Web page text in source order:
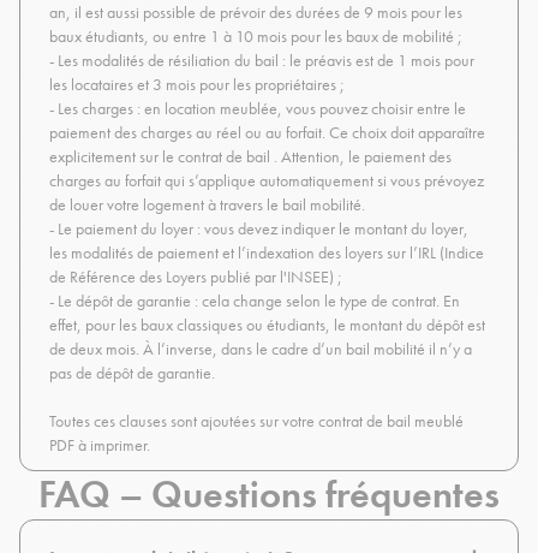
an, il est aussi possible de prévoir des durées de 9 mois pour les
baux étudiants, ou entre 1 à 10 mois pour les baux de mobilité ;
- Les modalités de résiliation du bail : le préavis est de 1 mois pour
les locataires et 3 mois pour les propriétaires ;
- Les charges : en location meublée, vous pouvez choisir entre le
paiement des charges au réel ou au forfait. Ce choix doit apparaître
explicitement sur le contrat de bail . Attention, le paiement des
charges au forfait qui s’applique automatiquement si vous prévoyez
de louer votre logement à travers le bail mobilité.
- Le paiement du loyer : vous devez indiquer le montant du loyer,
les modalités de paiement et l’indexation des loyers sur l’IRL (Indice
de Référence des Loyers publié par l'INSEE) ;
- Le dépôt de garantie : cela change selon le type de contrat. En
effet, pour les baux classiques ou étudiants, le montant du dépôt est
de deux mois. À l’inverse, dans le cadre d’un bail mobilité il n’y a
pas de dépôt de garantie.
Toutes ces clauses sont ajoutées sur votre contrat de bail meublé
PDF à imprimer.
FAQ – Questions fréquentes